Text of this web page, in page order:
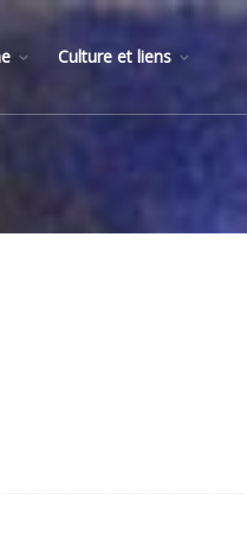
Culture et liens